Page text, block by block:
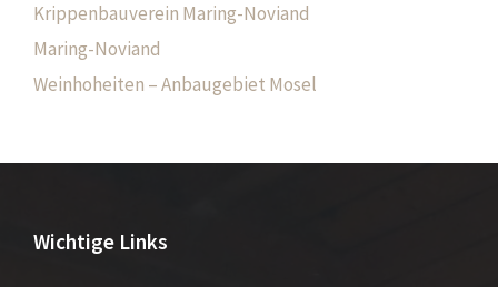
Krippenbauverein Maring-Noviand
Maring-Noviand
Weinhoheiten – Anbaugebiet Mosel
Wichtige Links